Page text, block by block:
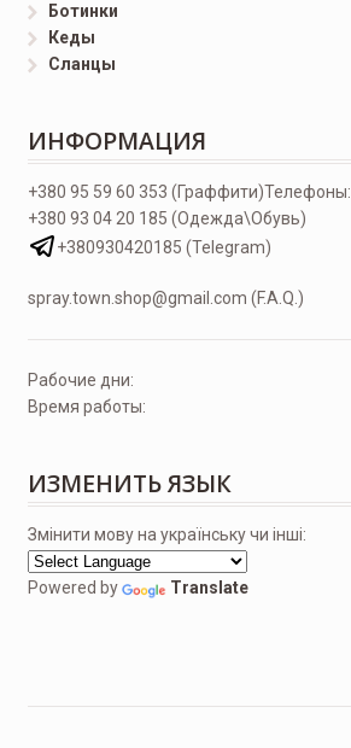
Ботинки
Кеды
Сланцы
ИНФОРМАЦИЯ
Телефоны:
+380 95 59 60 353 (Граффити)
+380 93 04 20 185 (Одежда\Обувь)
+380930420185 (Telegram)
spray.town.shop@gmail.com (F.A.Q.)
Рабочие дни:
Время работы:
ИЗМЕНИТЬ ЯЗЫК
Змінити мову на українську чи інші:
Powered by Translate